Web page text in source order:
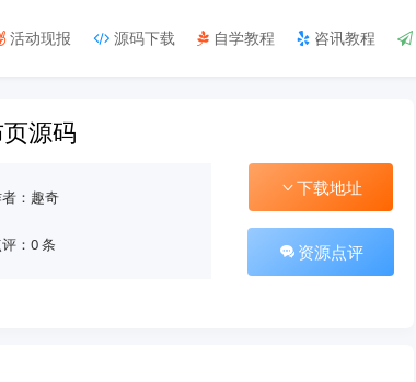
活动现报 源码下载 自学教程 咨讯教程
源码
：趣奇
：0 条
下载地址
资源点评